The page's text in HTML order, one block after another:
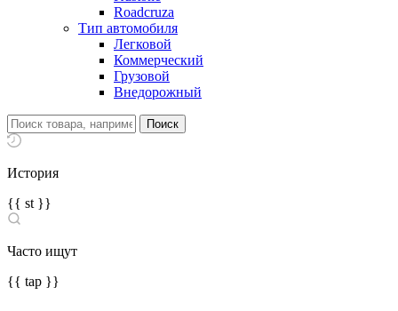
Roadcruza
Тип автомобиля
Легковой
Коммерческий
Грузовой
Внедорожный
История
{{ st }}
Часто ищут
{{ tap }}